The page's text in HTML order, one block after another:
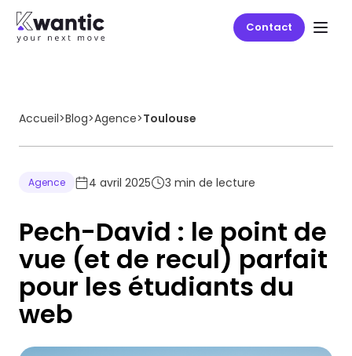
Contact
Accueil>Blog>Agence>Toulouse
Agence 4 avril 2025 3 min de lecture
Pech-David : le point de
vue (et de recul) parfait
pour les étudiants du
web